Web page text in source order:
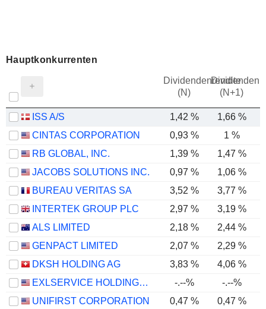
Hauptkonkurrenten
Dividendenrendite
(N)
(N+1)
ISS A/S 1,42 % 1,66 %
CINTAS CORPORATION
0,93 % 1 %
RB GLOBAL, INC.
1,39 % 1,47 %
JACOBS SOLUTIONS INC.
0,97 % 1,06 %
BUREAU VERITAS SA
3,52 % 3,77 %
INTERTEK GROUP PLC
2,97 %
3,19 %
ALS LIMITED
2,18 % 2,44 %
GENPACT LIMITED
2,07 % 2,29 %
DKSH HOLDING AG
3,83 % 4,06 %
EXLSERVICE HOLDINGS, INC.
-.--%
-.--%
UNIFIRST CORPORATION
0,47 % 0,47 %